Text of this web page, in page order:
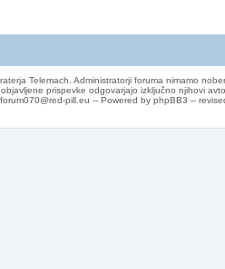
Telemach. Administratorji foruma nimamo
prispevke odgovarjajo izključno njihovi
pill.eu -- Powered by phpBB3 --